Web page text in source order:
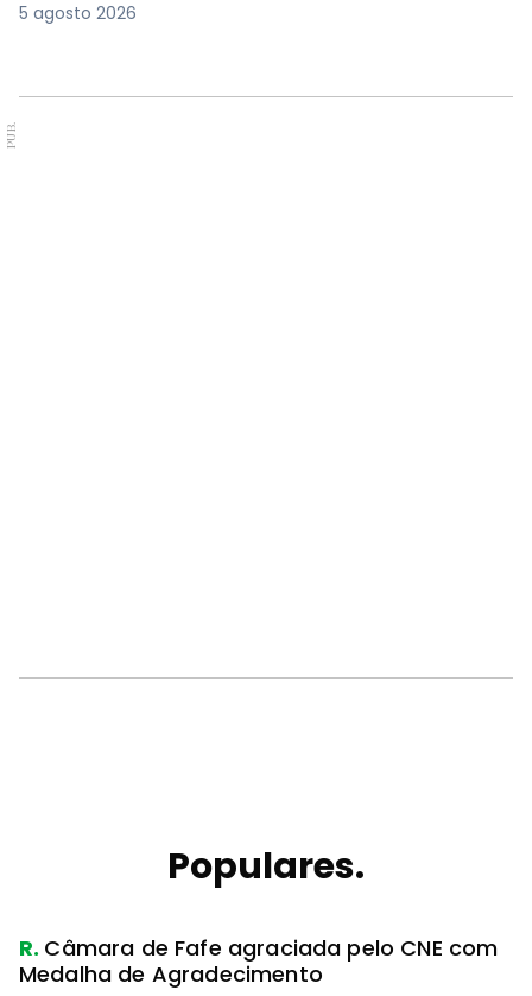
5 agosto 2026
PUB.
Populares.
R. Câmara de Fafe agraciada pelo CNE com
Medalha de Agradecimento